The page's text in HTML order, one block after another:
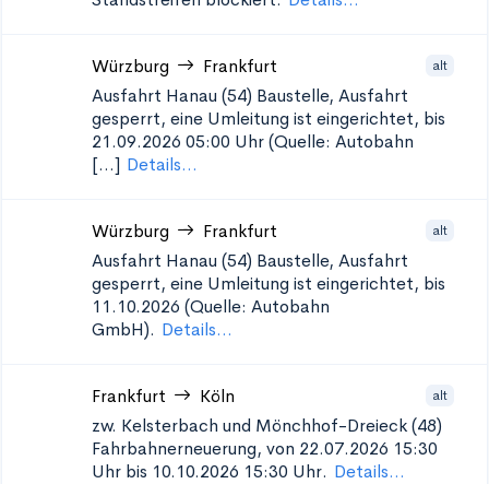
Würzburg Frankfurt alt
Ausfahrt Hanau (54) Baustelle, Ausfahrt
gesperrt, eine Umleitung ist eingerichtet, bis
21.09.2026 05:00 Uhr (Quelle: Autobahn
[...] Details...
Würzburg Frankfurt alt
Ausfahrt Hanau (54) Baustelle, Ausfahrt
gesperrt, eine Umleitung ist eingerichtet, bis
11.10.2026 (Quelle: Autobahn
GmbH). Details...
Frankfurt Köln alt
zw. Kelsterbach und Mönchhof-Dreieck (48)
Fahrbahnerneuerung, von 22.07.2026 15:30
Uhr bis 10.10.2026 15:30 Uhr. Details...